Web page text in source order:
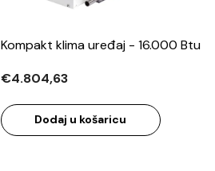
Kompakt klima uređaj - 16.000 Btu
€4.804,63
Dodaj u košaricu